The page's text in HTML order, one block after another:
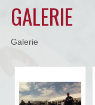
GALERIE
Galerie